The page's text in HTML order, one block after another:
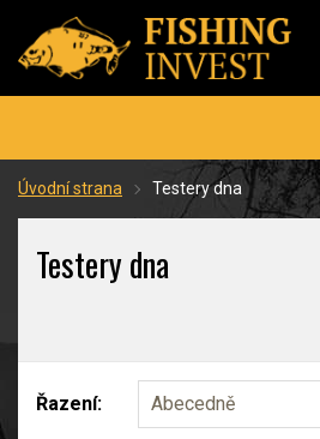
Úvodní strana Testery dna
Testery dna
Řazení: Abecedně